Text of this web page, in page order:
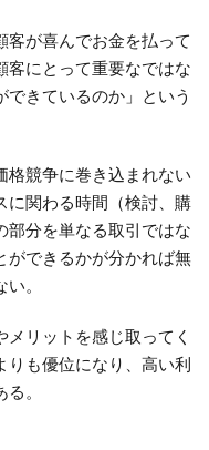
客が喜んでお金を払って
客にとって重要なではな
きているのか」という
格競争に巻き込まれない
に関わる時間（検討、購
部分を単なる取引ではな
ができるかが分かれば無
。
リットを感じ取ってく
も優位になり、高い利
。